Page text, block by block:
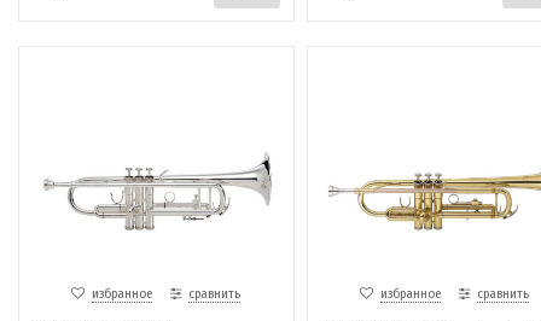
избранное сравнить избранное сравнить